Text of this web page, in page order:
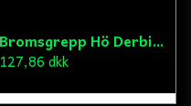
Bromsgrepp Hö Derbi/Gilera/Yamaha
127,86 dkk